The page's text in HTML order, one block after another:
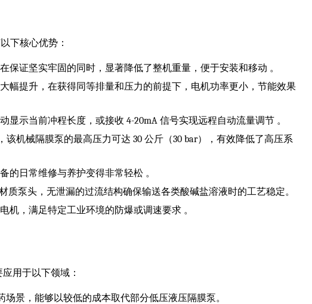
下核心优势：
保证坚实牢固的同时，显著降低了整机重量，便于安装和移动 。
幅提升，在获得同等排量和压力的前提下，电机功率更小，节能效果
显示当前冲程长度，或接收 4-20mA 信号实现远程自动流量调节 。
该机械隔膜泵的最高压力可达 30 公斤（30 bar），有效降低了高压系
的日常维修与养护变得非常轻松 。
材质泵头，无泄漏的过流结构确保输送各类酸碱盐溶液时的工艺稳定。
机，满足特定工业环境的防爆或调速要求 。
用于以下领域：
场景，能够以较低的成本取代部分低压液压隔膜泵。